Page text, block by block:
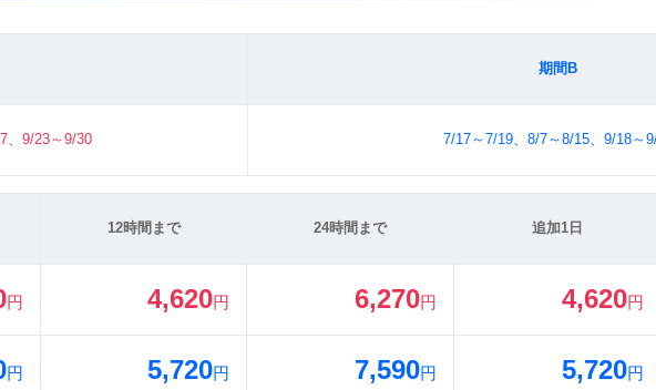
期間B
、9/23～9/30 7/17～7/19、8/7～8/15、9/18～
12時間まで 24時間まで 追加1日
円 4,620円 6,270円 4,620円
円 5,720円 7,590円 5,720円